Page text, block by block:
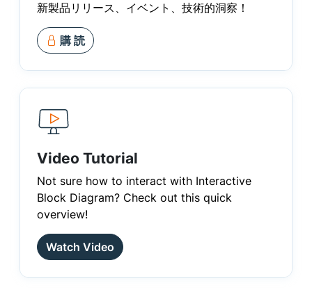
新製品リリース、イベント、技術的洞察！
購 読
Video Tutorial
Not sure how to interact with Interactive
Block Diagram? Check out this quick
overview!
Watch Video